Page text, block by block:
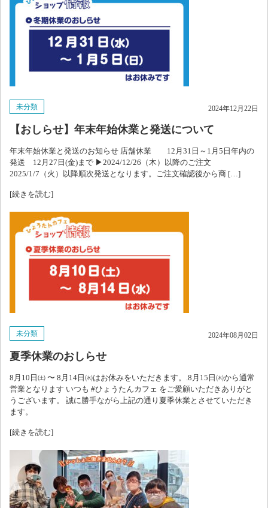
未分類 2024年12月22日
【おしらせ】年末年始休業と発送について
年末年始休業と発送のお知らせ 店舗休業 12月31日～1月5日年内の
発送 12月27日(金)まで ▶2024/12/26（木）以降のご注文
2025/1/7（火）以降順次発送となります。ご注文確認後から商 […]
[続きを読む]
未分類 2024年08月02日
夏季休業のおしらせ
8月10日㈯ 〜 8月14日㈬はお休みをいただきます。.8月15日㈭から通常
営業となります いつも #ひょうたんカフェ をご愛顧いただきありがと
うございます。 誠に勝手ながら上記の通り夏季休業とさせていただき
ます。
[続きを読む]